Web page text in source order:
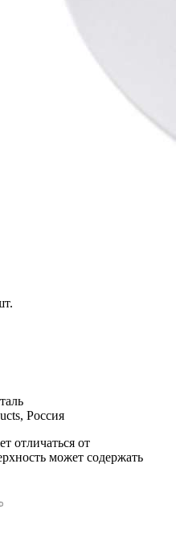
Россия
отличаться от
может содержать